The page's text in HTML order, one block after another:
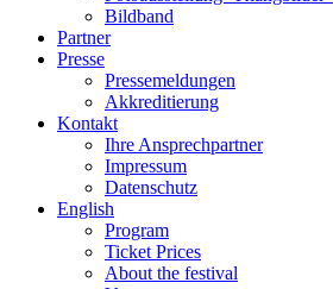
Bildband
Partner
Presse
Pressemeldungen
Akkreditierung
Kontakt
Ihre Ansprechpartner
Impressum
Datenschutz
English
Program
Ticket Prices
About the festival